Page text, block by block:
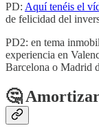
PD: Aquí tenéis el
de felicidad del
PD2: en tema
experiencia en
Barcelona o Madrid
🤔